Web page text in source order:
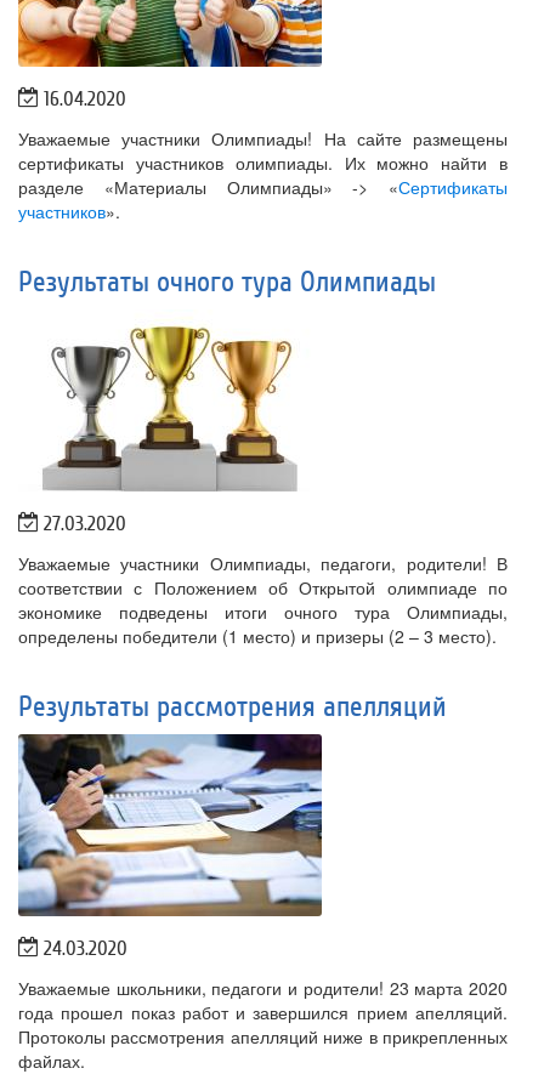
16.04.2020
Уважаемые участники Олимпиады! На сайте размещены
сертификаты участников олимпиады. Их можно найти в
разделе «Материалы Олимпиады» -> «Сертификаты
участников».
Результаты очного тура Олимпиады
27.03.2020
Уважаемые участники Олимпиады, педагоги, родители! В
соответствии с Положением об Открытой олимпиаде по
экономике подведены итоги очного тура Олимпиады,
определены победители (1 место) и призеры (2 – 3 место).
Результаты рассмотрения апелляций
24.03.2020
Уважаемые школьники, педагоги и родители! 23 марта 2020
года прошел показ работ и завершился прием апелляций.
Протоколы рассмотрения апелляций ниже в прикрепленных
файлах.